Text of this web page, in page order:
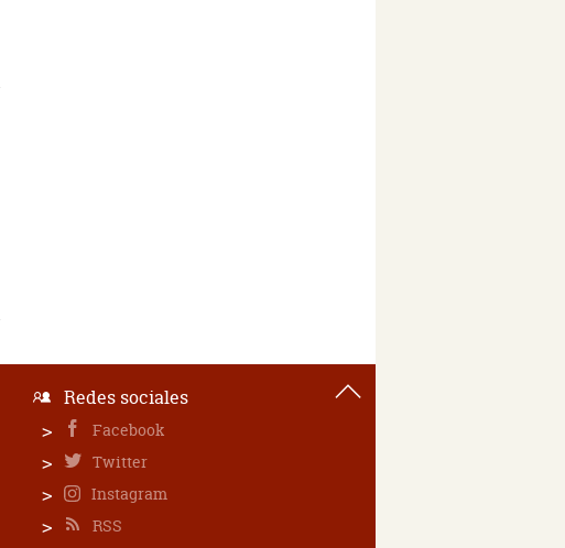
Redes sociales
Facebook
Twitter
Instagram
RSS